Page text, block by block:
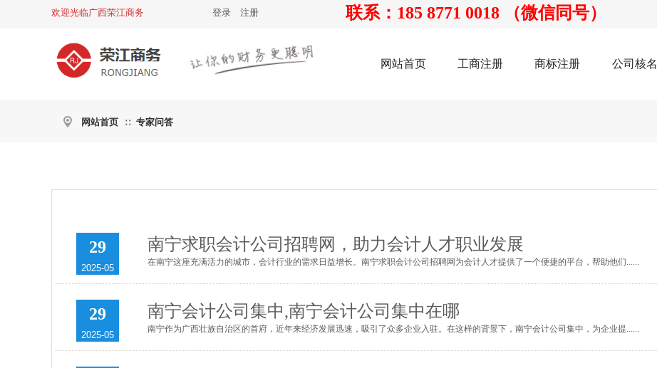
欢迎光临广西荣江商务 登录 注册 联系：185 8771 0018 （微信同号）
网站首页 工商注册 商标注册 公司核名
网站首页 ∷ 专家问答
29
2025-05
南宁求职会计公司招聘网，助力会计人才职业发展
在南宁这座充满活力的城市，会计行业的需求日益增长。南宁求职会计公司招聘网为会计人才提供了一个便捷的平台，帮助他们......
29
2025-05
南宁会计公司集中,南宁会计公司集中在哪
南宁作为广西壮族自治区的首府，近年来经济发展迅速，吸引了众多企业入驻。在这样的背景下，南宁会计公司集中，为企业提......